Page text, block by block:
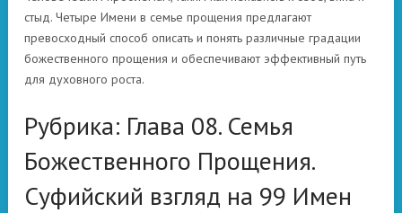
стыд. Четыре Имени в семье прощения предлагают
превосходный способ описать и понять различные градации
божественного прощения и обеспечивают эффективный путь
для духовного роста.
Рубрика: Глава 08. Семья
Божественного Прощения.
Суфийский взгляд на 99 Имен